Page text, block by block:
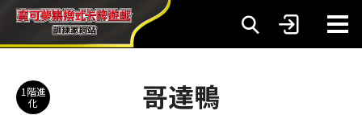
1階進
化
哥達鴨